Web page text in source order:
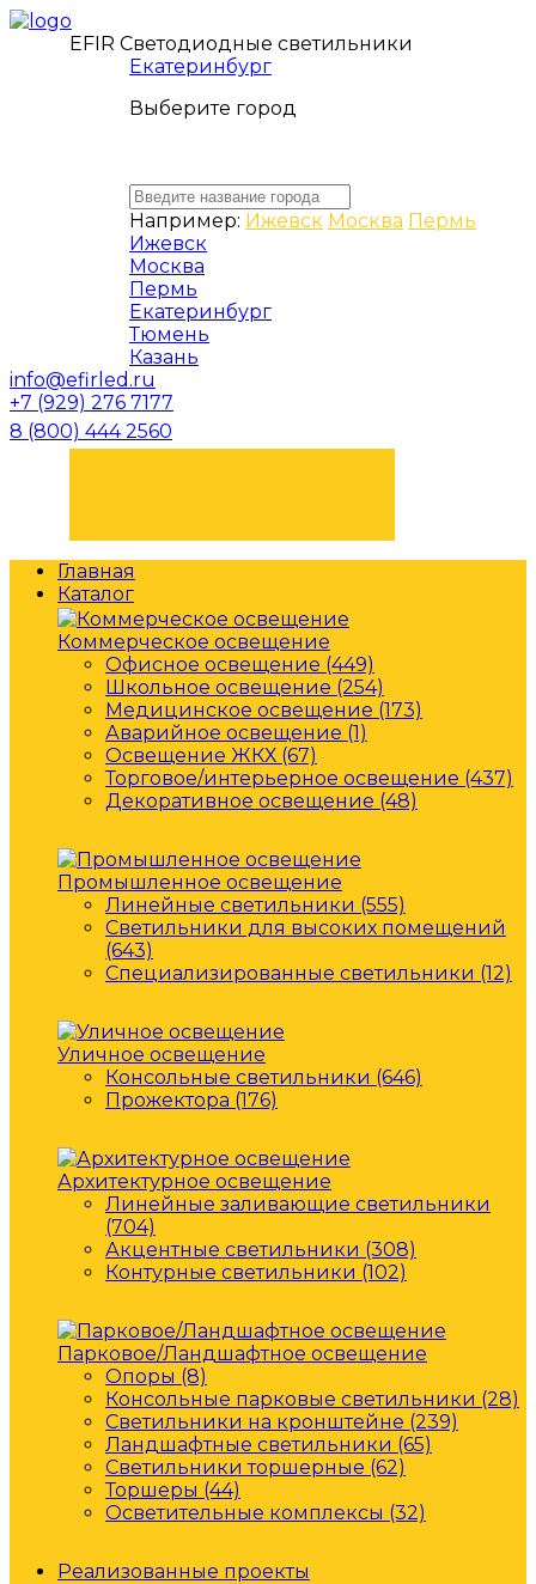
EFIR Светодиодные светильники
Екатеринбург
Выберите город
Например: Ижевск Москва Пермь
Ижевск
Москва
Пермь
Екатеринбург
Тюмень
Казань
info@efirled.ru
+7 (929) 276 7177
8 (800) 444 2560
Главная
Каталог
Коммерческое освещение
Офисное освещение (449)
Школьное освещение (254)
Медицинское освещение (173)
Аварийное освещение (1)
Освещение ЖКХ (67)
Торговое/интерьерное освещение (437)
Декоративное освещение (48)
Промышленное освещение
Линейные светильники (555)
Светильники для высоких помещений
(643)
Специализированные светильники (12)
Уличное освещение
Консольные светильники (646)
Прожектора (176)
Архитектурное освещение
Линейные заливающие светильники
(704)
Акцентные светильники (308)
Контурные светильники (102)
Парковое/Ландшафтное освещение
Опоры (8)
Консольные парковые светильники (28)
Светильники на кронштейне (239)
Ландшафтные светильники (65)
Светильники торшерные (62)
Торшеры (44)
Осветительные комплексы (32)
Реализованные проекты